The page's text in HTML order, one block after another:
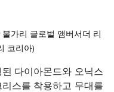
가리 글로벌 앰버서더 리
코리아)
다이아몬드와 오닉스
스를 착용하고 무대를